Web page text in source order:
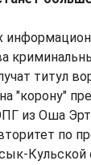
титул
"корону"
из Оша
по